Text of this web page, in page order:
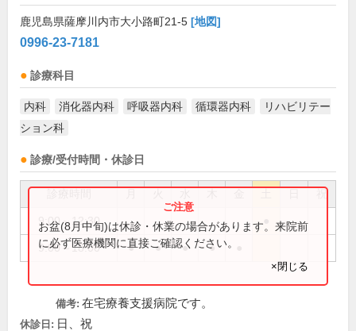
鹿児島県薩摩川内市大小路町21-5 [地図]
0996-23-7181
診療科目
内科 消化器内科 呼吸器内科 循環器内科
リハビリテー
ション科
診療/受付時間・休診日
祝
9:00～12:30
9:00～18:00 ● ● ● ●
お盆(8月中旬)は休診・休業の場合があります。来院前
に必ず医療機関に直接ご確認ください。
×閉じる
備考: 在宅療養支援病院です。
休診日: 日、祝